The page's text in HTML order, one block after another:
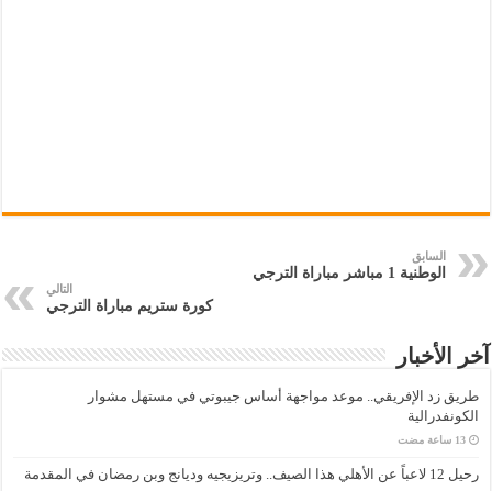
السابق
الوطنية 1 مباشر مباراة الترجي
التالي
كورة ستريم مباراة الترجي
آخر الأخبار
طريق زد الإفريقي.. موعد مواجهة أساس جيبوتي في مستهل مشوار
الكونفدرالية
‏13 ساعة مضت
رحيل 12 لاعباً عن الأهلي هذا الصيف.. وتريزيجيه وديانج وبن رمضان في المقدمة